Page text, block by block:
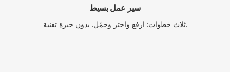
سير عمل بسيط
ثلاث خطوات: ارفع واختر وحمّل. بدون خبرة تقنية.